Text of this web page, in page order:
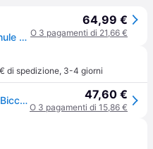
Bicchieri da whisky Ultima Thule 2 pz
64,99 €
O 3 pagamenti di 21,66 €
di spedizione, 3-4 giorni
Ultima Thule On-the-rocks 28cl Bicchieri Set 2 pz 47,60 €
O 3 pagamenti di 15,86 €